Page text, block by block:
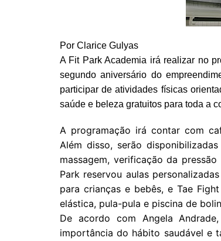
Por Clarice Gulyas
A Fit Park Academia irá realizar no
segundo aniversário do
participar de atividades físicas
saúde e beleza gratuitos para toda a
A programação irá contar com
Além disso, serão
massagem, verificação da
Park reservou aulas
para crianças e bebês, e Tae
elástica, pula-pula e piscina de
De acordo com Angela
importância do hábito saudável e